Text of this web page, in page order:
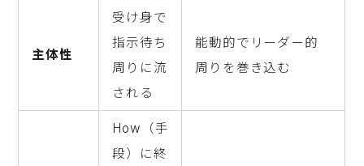
主体性
受け身で
指示待ち
周りに流
される
能動的でリーダー的
周りを巻き込む
How（手
段）に終